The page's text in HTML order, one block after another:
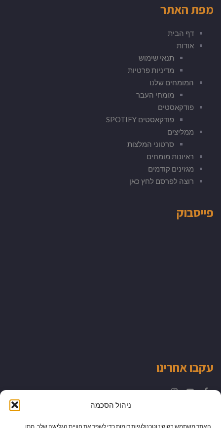
ניהול הסכמה
האתר משתמש בקוקיז וטכנולוגיות דומות כדי לשפר את חוויית הגלישה שלך. מתן
מפת האתר
דף הבית
אודות
תנאי שימוש
מדיניות פרטיות
המומחים שלנו
מומחי העבר
פודקאסטים
פודקאסטים SPOTIFY
ממליצים
סרטוני המלצות
ראיונות מומחים
מגזינים קודמים
רוצה לפרסם לחץ כאן
פייסבוק
עקבו אחרינו